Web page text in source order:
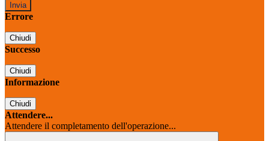
Errore
Chiudi
Successo
Chiudi
Informazione
Chiudi
Attendere...
Attendere il completamento dell'operazione...